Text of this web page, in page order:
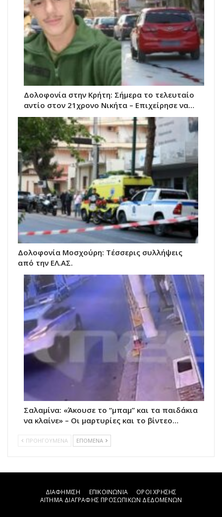
Δολοφονία στην Κρήτη: Σήμερα το τελευταίο
αντίο στον 21χρονο Νικήτα – Επιχείρησε να…
Δολοφονία Μοσχούρη: Τέσσερις συλλήψεις
από την ΕΛ.ΑΣ.
Σαλαμίνα: «Άκουσε το “μπαμ” και τα παιδάκια
να κλαίνε» – Οι μαρτυρίες και το βίντεο…
ΠΡΟΗΓΟΥΜΕΝΑ ΕΠΟΜΕΝΑ
ΔΙΑΦΗΜΙΣΗ ΕΠΙΚΟΙΝΩΝΙΑ
ΟΡΟΙ ΧΡΗΣΗΣ
ΑΙΤΗΜΑ ΔΙΑΓΡΑΦΗΣ ΠΡΟΣΩΠΙΚΩΝ ΔΕΔΟΜΕΝΩΝ